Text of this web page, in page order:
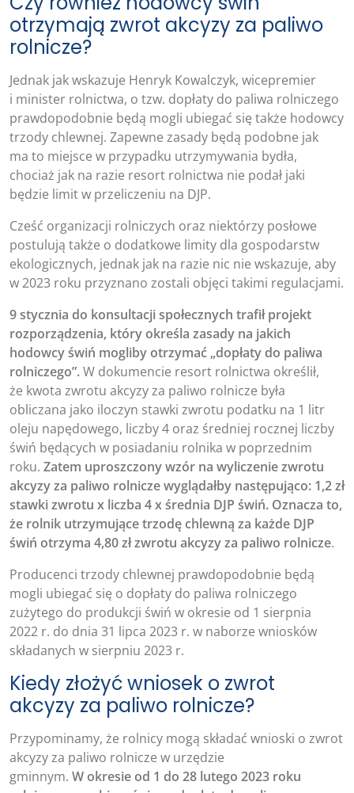
otrzymają zwrot akcyzy za paliwo
rolnicze?
Jednak jak wskazuje Henryk Kowalczyk, wicepremier
i minister rolnictwa, o tzw. dopłaty do paliwa rolniczego
prawdopodobnie będą mogli ubiegać się także hodowcy
trzody chlewnej. Zapewne zasady będą podobne jak
ma to miejsce w przypadku utrzymywania bydła,
chociaż jak na razie resort rolnictwa nie podał jaki
będzie limit w przeliczeniu na DJP.
Cześć organizacji rolniczych oraz niektórzy posłowe
postulują także o dodatkowe limity dla gospodarstw
ekologicznych, jednak jak na razie nic nie wskazuje, aby
w 2023 roku przyznano zostali objęci takimi regulacjami.
9 stycznia do konsultacji społecznych trafił projekt
rozporządzenia, który określa zasady na jakich
hodowcy świń mogliby otrzymać „dopłaty do paliwa
rolniczego”.W dokumencie resort rolnictwa określił,
że kwota zwrotu akcyzy za paliwo rolnicze była
obliczana jako iloczyn stawki zwrotu podatku na 1 litr
oleju napędowego, liczby 4 oraz średniej rocznej liczby
świń będących w posiadaniu rolnika w poprzednim
roku. Zatem uproszczony wzór na wyliczenie zwrotu
akcyzy za paliwo rolnicze wyglądałby następująco: 1,2 zł
stawki zwrotu x liczba 4 x średnia DJP świń. Oznacza to,
że rolnik utrzymujące trzodę chlewną za każde DJP
świń otrzyma 4,80 zł zwrotu akcyzy za paliwo rolnicze.
Producenci trzody chlewnej prawdopodobnie będą
mogli ubiegać się o dopłaty do paliwa rolniczego
zużytego do produkcji świń w okresie od 1 sierpnia
2022 r. do dnia 31 lipca 2023 r. w naborze wniosków
składanych w sierpniu 2023 r.
Kiedy złożyć wniosek o zwrot
akcyzy za paliwo rolnicze?
Przypominamy, że rolnicy mogą składać wnioski o zwrot
akcyzy za paliwo rolnicze w urzędzie
gminnym. W okresie od 1 do 28 lutego 2023 roku